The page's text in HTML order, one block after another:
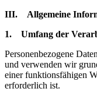
III. Allgemeine
1. Umfang der
Personenbezogene
und verwenden wir
einer funktionsfähigen
erforderlich ist.